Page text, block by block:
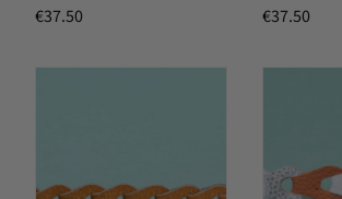
€37.50
€37.50